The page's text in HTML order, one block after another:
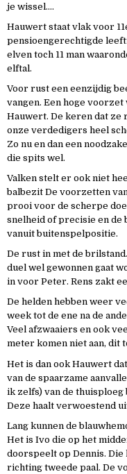
je wissel….
Hauwert staat vlak voor
pensioengerechtigde
elven toch 11 man
elftal.
Voor rust een eenzijdig
vangen. Een hoge
Hauwert. De keren dat ze
onze verdedigers heel
Zo nu en dan een
die spits wel.
Valken stelt er ook niet
balbezit De voorzetten
prooi voor de scherpe
snelheid of precisie en
vanuit buitenspelpositie.
De rust in met de
duel wel gewonnen gaat
in voor Peter. Rens zakt
De helden hebben weer
week tot de ene na de
Veel afzwaaiers en ook
meter komen niet aan, dit
Het is dan ook Hauwert
van de spaarzame
ik zelfs) van de thuisploeg
Deze haalt verwoestend
Lang kunnen de
Het is Ivo die op het
doorspeelt op Dennis.
richting tweede paal. De